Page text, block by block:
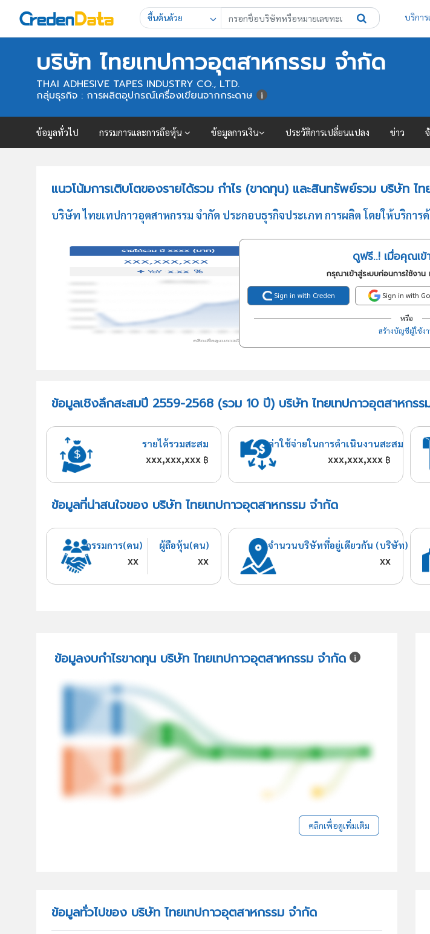
ขึ้นต้นด้วย บริการ
บริษัท ไทยเทปกาวอุตสาหกรรม จำกัด
THAI ADHESIVE TAPES INDUSTRY CO., LTD.
กลุ่มธุรกิจ : การผลิตอุปกรณ์เครื่องเขียนจากกระดาษ
ข้อมูลทั่วไป กรรมการและการถือหุ้น ข้อมูลการเงิน ประวัติการเปลี่ยนแปลง ข่าว
แนวโน้มการเติบโตของรายได้รวม กำไร (ขาดทุน) และสินทรัพย์รวม บริษัท ไ
บริษัท ไทยเทปกาวอุตสาหกรรม จำกัด ประกอบธุรกิจประเภท การผลิต โดยให้บริกา
ดูฟรี..! เมื่อคุณเข้
กรุณาเข้าสู่ระบบก่อนการใช้งา
Sign in with Creden Sign in with
หรือ
สร้างบัญชีผู้ใช้ง
ข้อมูลเชิงลึกสะสมปี 2559-2568 (รวม 10 ปี) บริษัท ไทยเทปกาวอุตสาหกร
รายได้รวมสะสม
xxx,xxx,xxx ฿
ค่าใช้จ่ายในการดำเนินงานสะสม
xxx,xxx,xxx ฿
ข้อมูลที่น่าสนใจของ บริษัท ไทยเทปกาวอุตสาหกรรม จำกัด
กรรมการ(คน)
xx
ผู้ถือหุ้น(คน)
xx
จำนวนบริษัทที่อยู่เดียวกัน (บริษัท)
xx
ข้อมูลงบกำไรขาดทุน บริษัท ไทยเทปกาวอุตสาหกรรม จำกัด
คลิกเพื่อดูเพิ่มเติม
ข้อมูลทั่วไปของ บริษัท ไทยเทปกาวอุตสาหกรรม จำกัด